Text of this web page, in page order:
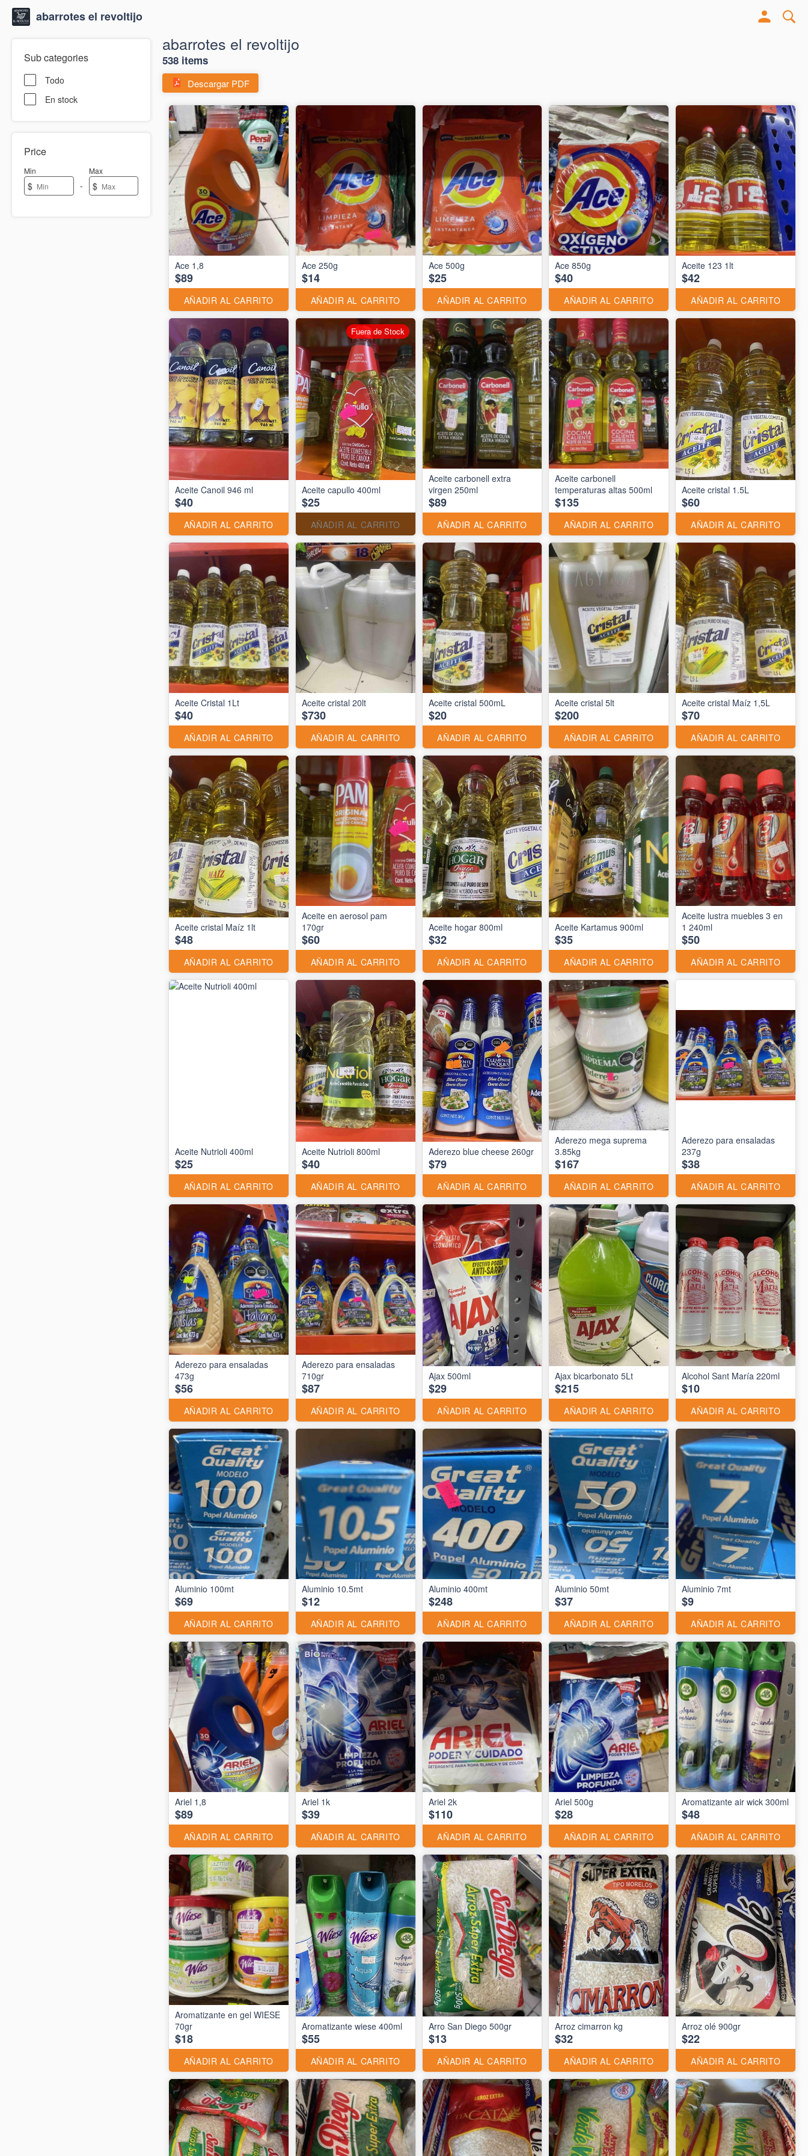
abarrotes el revoltijo
Sub categories
Todo
En stock
Price
Min
$ -
Max
$
abarrotes el revoltijo
538 items
Descargar PDF
Ace 1,8
$89
AÑADIR AL CARRITO
Ace 250g
$14
AÑADIR AL CARRITO
Ace 500g
$25
AÑADIR AL CARRITO
Ace 850g
$40
AÑADIR AL CARRITO
Aceite 123 1lt
$42
AÑADIR AL CARRITO
Aceite Canoil 946 ml
$40
AÑADIR AL CARRITO
Aceite capullo 400ml
$25
AÑADIR AL CARRITO
Fuera de Stock
Aceite carbonell extra
virgen 250ml
$89
AÑADIR AL CARRITO
Aceite carbonell
temperaturas altas 500ml
$135
AÑADIR AL CARRITO
Aceite cristal 1.5L
$60
AÑADIR AL CARRITO
Aceite Cristal 1Lt
$40
AÑADIR AL CARRITO
Aceite cristal 20lt
$730
AÑADIR AL CARRITO
Aceite cristal 500mL
$20
AÑADIR AL CARRITO
Aceite cristal 5lt
$200
AÑADIR AL CARRITO
Aceite cristal Maíz 1,5L
$70
AÑADIR AL CARRITO
Aceite cristal Maíz 1lt
$48
AÑADIR AL CARRITO
Aceite en aerosol pam
170gr
$60
AÑADIR AL CARRITO
Aceite hogar 800ml
$32
AÑADIR AL CARRITO
Aceite Kartamus 900ml
$35
AÑADIR AL CARRITO
Aceite lustra muebles 3 en
1 240ml
$50
AÑADIR AL CARRITO
Aceite Nutrioli 400ml
$25
AÑADIR AL CARRITO
Aceite Nutrioli 800ml
$40
AÑADIR AL CARRITO
Aderezo blue cheese 260gr
$79
AÑADIR AL CARRITO
Aderezo mega suprema
3.85kg
$167
AÑADIR AL CARRITO
Aderezo para ensaladas
237g
$38
AÑADIR AL CARRITO
Aderezo para ensaladas
473g
$56
AÑADIR AL CARRITO
Aderezo para ensaladas
710gr
$87
AÑADIR AL CARRITO
Ajax 500ml
$29
AÑADIR AL CARRITO
Ajax bicarbonato 5Lt
$215
AÑADIR AL CARRITO
Alcohol Sant María 220ml
$10
AÑADIR AL CARRITO
$69
AÑADIR AL CARRITO
Aluminio 10.5mt
$12
AÑADIR AL CARRITO
Aluminio 400mt
$248
AÑADIR AL CARRITO
Aluminio 50mt
$37
AÑADIR AL CARRITO
Aluminio 7mt
$9
AÑADIR AL CARRITO
Ariel 1,8
$89
AÑADIR AL CARRITO
Ariel 1k
$39
AÑADIR AL CARRITO
Ariel 2k
$110
AÑADIR AL CARRITO
Ariel 500g
$28
AÑADIR AL CARRITO
Aromatizante air wick 300ml
$48
AÑADIR AL CARRITO
Aromatizante en gel WIESE
70gr
$18
AÑADIR AL CARRITO
Aromatizante wiese 400ml
$55
AÑADIR AL CARRITO
Arro San Diego 500gr
$13
AÑADIR AL CARRITO
Arroz cimarron kg
$32
AÑADIR AL CARRITO
Arroz olé 900gr
$22
AÑADIR AL CARRITO